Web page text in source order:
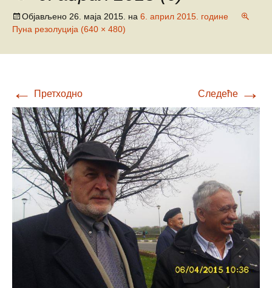
Објављено 26. маја 2015. на 6. април 2015. године
Пуна резолуција (640 × 480)
← Претходно Следеће →